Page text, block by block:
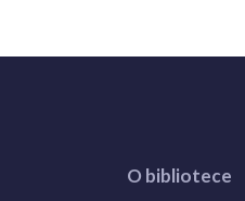
O bibliotece